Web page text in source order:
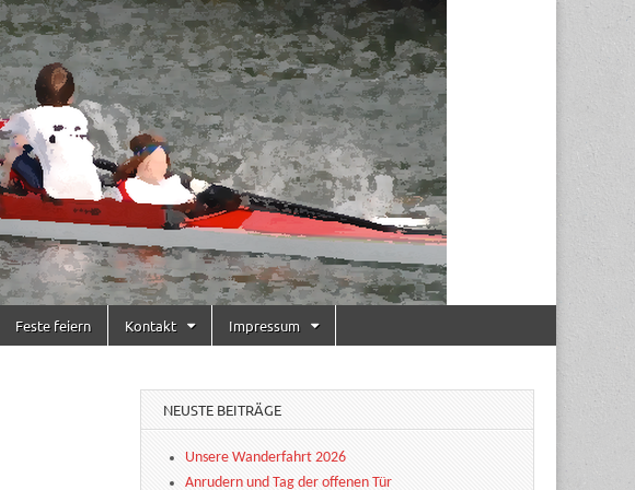
Feste feiern Kontakt Impressum
NEUSTE BEITRÄGE
Unsere Wanderfahrt 2026
Anrudern und Tag der offenen Tür